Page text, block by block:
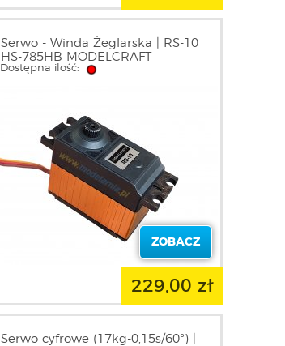
Serwo - Winda Żeglarska | RS-10
HS-785HB MODELCRAFT
Dostępna ilość:
ZOBACZ
229,00 zł
Serwo cyfrowe (17kg-0,15s/60°) |